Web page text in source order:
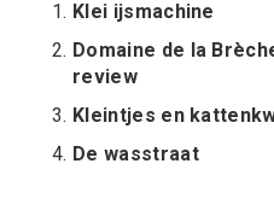
Klei ijsmachine
Domaine de la
review
Kleintjes en
De wasstraat